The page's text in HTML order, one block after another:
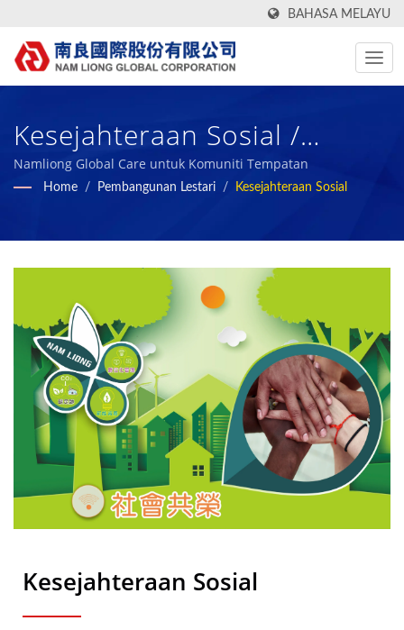
BAHASA MELAYU
Kesejahteraan Sosial /
Pengeluar Fabrik Tekstil
Berteknologi Tinggi & Bahan
Komposit Foam Sejak 1972 |
Nam Liong
Namliong Global Care untuk Komuniti Tempatan
Home / Pembangunan Lestari / Kesejahteraan Sosial
Kesejahteraan Sosial